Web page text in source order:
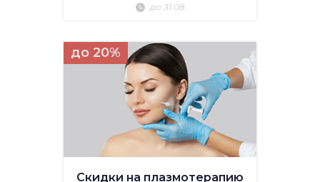
до 31.08
до 20%
Скидки на плазмотерапию